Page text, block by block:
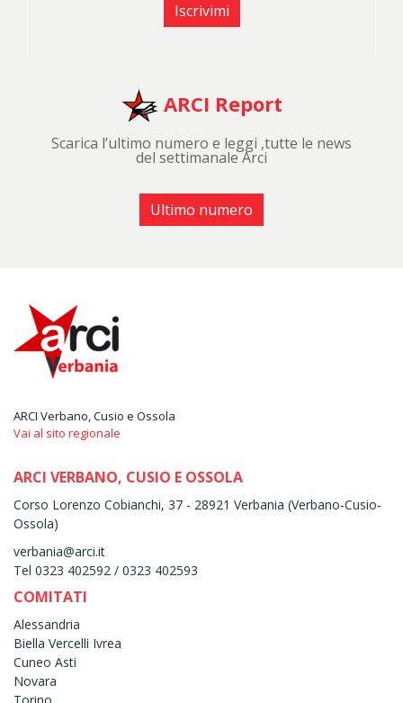
Iscrivimi
ARCI Report
Scarica l’ultimo numero e leggi ,tutte le news
del settimanale Arci
Ultimo numero
ARCI Verbano, Cusio e Ossola
Vai al sito regionale
ARCI VERBANO, CUSIO E OSSOLA
Corso Lorenzo Cobianchi, 37 - 28921 Verbania (Verbano-Cusio-
Ossola)
verbania@arci.it
Tel 0323 402592 / 0323 402593
COMITATI
Alessandria
Biella Vercelli Ivrea
Cuneo Asti
Novara